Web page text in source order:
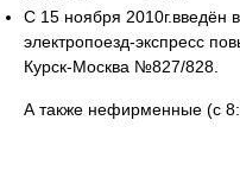
С 15 ноября 2010г.введён
электропоезд-экспресс
Курск-Москва №827/828.
А также нефирменные (с